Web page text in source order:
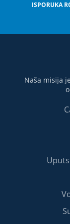
ISPORUKA
Naša misija